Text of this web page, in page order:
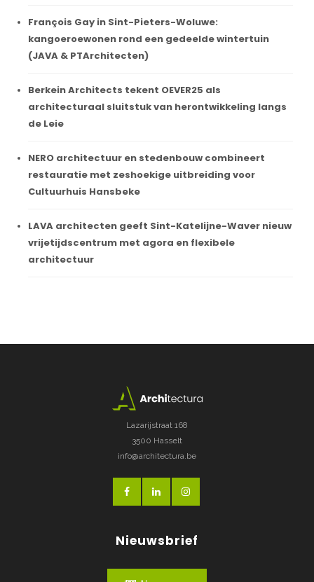
François Gay in Sint-Pieters-Woluwe:
kangoeroewonen rond een gedeelde wintertuin
(JAVA & PTArchitecten)
Berkein Architects tekent OEVER25 als
architecturaal sluitstuk van herontwikkeling langs
de Leie
NERO architectuur en stedenbouw combineert
restauratie met zeshoekige uitbreiding voor
Cultuurhuis Hansbeke
LAVA architecten geeft Sint-Katelijne-Waver nieuw
vrijetijdscentrum met agora en flexibele
architectuur
Lazarijstraat 168
3500 Hasselt
info@architectura.be
Nieuwsbrief